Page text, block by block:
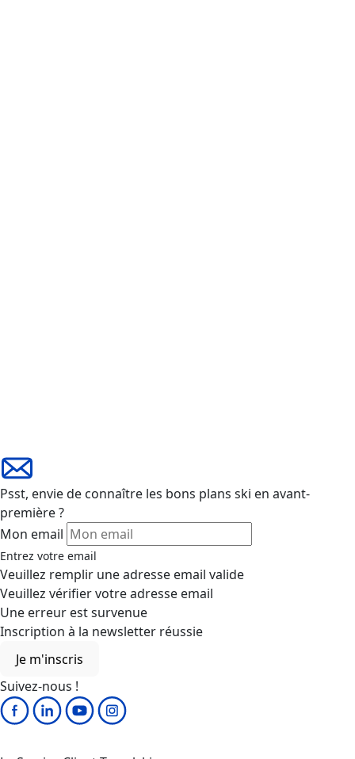
Psst, envie de connaître les bons plans ski en avant-
première ?
Mon email
Entrez votre email
Veuillez remplir une adresse email valide
Veuillez vérifier votre adresse email
Une erreur est survenue
Inscription à la newsletter réussie
Je m'inscris
Suivez-nous !